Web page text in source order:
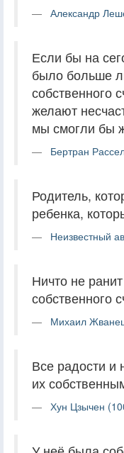
Александр
Если бы на
было больше
собственного
желают
мы смогли бы
Бертран
Родитель,
ребенка,
Неизвестный
Ничто не
собственного
Михаил
Все радости и
их
Хун Цзычен